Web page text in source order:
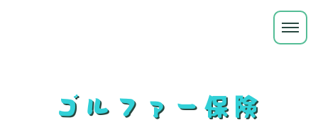
ゴルファー保険